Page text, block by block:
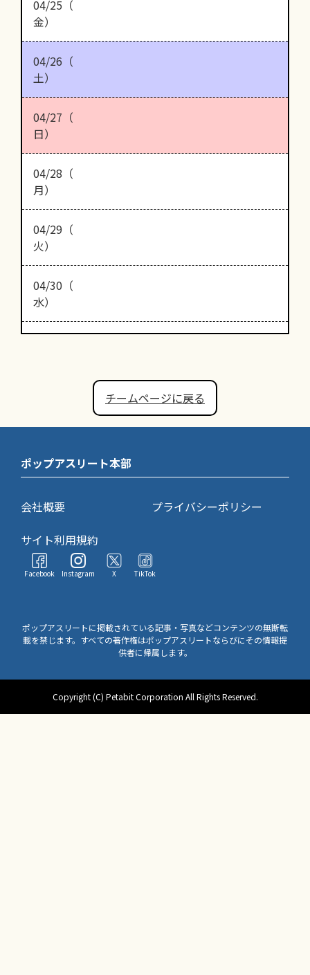
04/25（
金）
04/26（
土）
04/27（
日）
04/28（
月）
04/29（
火）
04/30（
水）
チームページに戻る
ポップアスリート本部
会社概要
プライバシーポリシー
サイト利用規約
Facebook Instagram X TikTok
ポップアスリートに掲載されている記事・写真などコンテンツの無断転
載を禁じます。すべての著作権はポップアスリートならびにその情報提
供者に帰属します。
Copyright (C) Petabit Corporation All Rights Reserved.